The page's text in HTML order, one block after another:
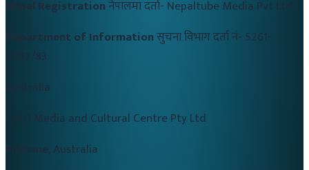
Nepal Registrationनेपालमा दर्ता- Nepaltube Media Pvt Ltd
Department of Informationसुचना विभाग दर्ता नं- 5261-
2082/83
Australia
CALD Media and Cultural Centre Pty Ltd
Brisbane, Australia